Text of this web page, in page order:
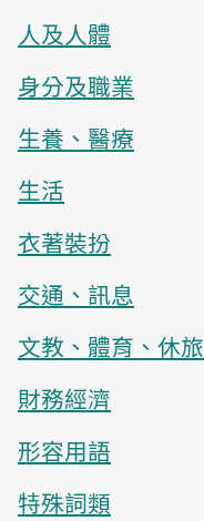
人及人體
身分及職業
生養、醫療
生活
衣著裝扮
交通、訊息
文教、體育、休旅
財務經濟
形容用語
特殊詞類